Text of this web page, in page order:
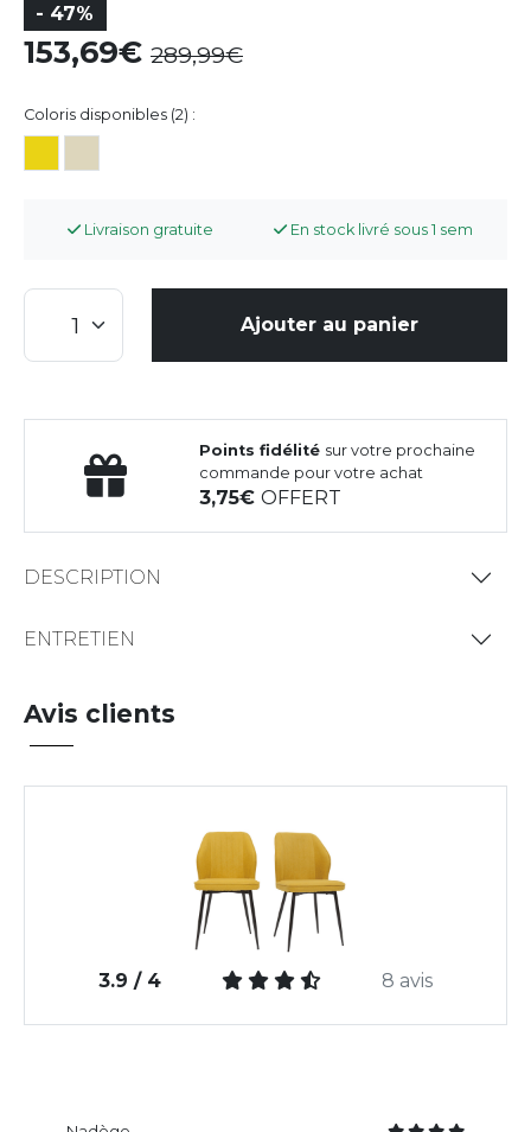
- 47%
153,69 289,99
Coloris disponibles (2) :
Livraison gratuite En stock livré sous 1 sem
Ajouter au panier
Points fidélité sur votre prochaine
commande pour votre achat
3,75OFFERT
DESCRIPTION
ENTRETIEN
Avis clients
3.9 / 4 8 avis